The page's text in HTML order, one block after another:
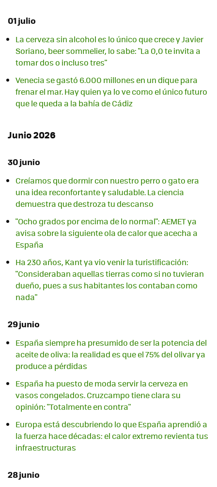
01 julio
La cerveza sin alcohol es lo único que crece y Javier
Soriano, beer sommelier, lo sabe: "La 0,0 te invita a
tomar dos o incluso tres"
Venecia se gastó 6.000 millones en un dique para
frenar el mar. Hay quien ya lo ve como el único futuro
que le queda a la bahía de Cádiz
Junio 2026
30 junio
Creíamos que dormir con nuestro perro o gato era
una idea reconfortante y saludable. La ciencia
demuestra que destroza tu descanso
"Ocho grados por encima de lo normal": AEMET ya
avisa sobre la siguiente ola de calor que acecha a
España
Ha 230 años, Kant ya vio venir la turistificación:
"Consideraban aquellas tierras como si no tuvieran
dueño, pues a sus habitantes los contaban como
nada"
29 junio
España siempre ha presumido de ser la potencia del
aceite de oliva: la realidad es que el 75% del olivar ya
produce a pérdidas
España ha puesto de moda servir la cerveza en
vasos congelados. Cruzcampo tiene clara su
opinión: "Totalmente en contra"
Europa está descubriendo lo que España aprendió a
la fuerza hace décadas: el calor extremo revienta tus
infraestructuras
28 junio